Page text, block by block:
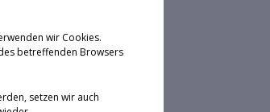
wir Cookies.
betreffenden Browsers
setzen wir auch